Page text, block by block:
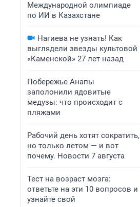
Международной олимпиаде
по ИИ в Казахстане
Нагиева не узнать! Как
выглядели звезды культовой
«Каменской» 27 лет назад
Побережье Анапы
заполонили ядовитые
медузы: что происходит с
пляжами
Рабочий день хотят сократить,
но только летом — и вот
почему. Новости 7 августа
Тест на возраст мозга:
ответьте на эти 10 вопросов и
узнайте свой